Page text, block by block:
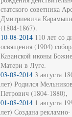
статского советника
Дмитриевича
(1804-1867).
10-08-2014 110 лет со
освящения (1904)
Казанской иконы
Матери в Луге.
03-08-2014 3 августа
лет) Родился
Петрович (1804-1880),
01-08-2014 1 августа
лет) Создана рекламно-